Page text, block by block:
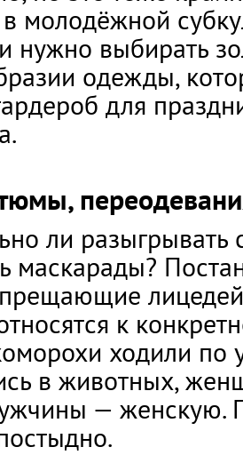
молодёжной
нужно выбирать
одежды,
для
ли разыгрывать
маскарады?
к
ходили по
в животных,
— женскую.